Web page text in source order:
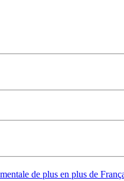
de plus en plus de